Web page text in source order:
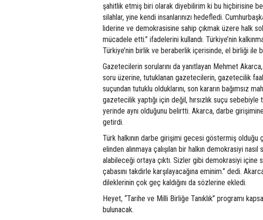
şahitlik etmiş biri olarak diyebilirim ki bu hiçbirisine
silahlar, yine kendi insanlarınızı hedefledi.
liderine ve demokrasisine sahip çıkmak üzere halk
mücadele etti.” ifadelerini kullandı. Türkiye’nin
Türkiye’nin birlik ve beraberlik içerisinde, el birliği ile
Gazetecilerin sorularını da yanıtlayan Mehmet
soru üzerine, tutuklanan gazetecilerin, gazetecilik
suçundan tutuklu olduklarını, son kararın bağımsız
gazetecilik yaptığı için değil, hırsızlık suçu
yerinde aynı olduğunu belirtti. Akarca, darbe
getirdi.
Türk halkının darbe girişimi gecesi göstermiş
elinden alınmaya çalışılan bir halkın demokrasiyi
alabileceği ortaya çıktı. Sizler gibi demokrasiyi içine
çabasını takdirle karşılayacağına eminim.” dedi.
dileklerinin çok geç kaldığını da sözlerine ekledi.
Heyet, “Tarihe ve Milli Birliğe Tanıklık” programı
bulunacak.